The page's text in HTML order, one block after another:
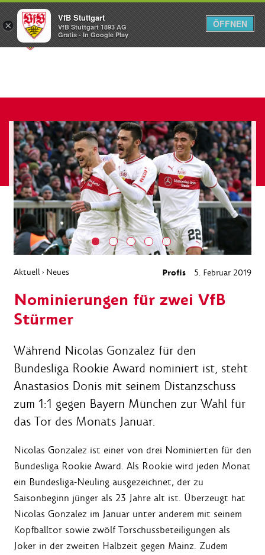
Menü
Aktuell › Neues Profis 5. Februar 2019
Nominierungen für zwei VfB
Stürmer
Während Nicolas Gonzalez für den
Bundesliga Rookie Award nominiert ist, steht
Anastasios Donis mit seinem Distanzschuss
zum 1:1 gegen Bayern München zur Wahl für
das Tor des Monats Januar.
Nicolas Gonzalez ist einer von drei Nominierten für den
Bundesliga Rookie Award. Als Rookie wird jeden Monat
ein Bundesliga-Neuling ausgezeichnet, der zu
Saisonbeginn jünger als 23 Jahre alt ist. Überzeugt hat
Nicolas Gonzalez im Januar unter anderem mit seinem
Kopfballtor sowie zwölf Torschussbeteiligungen als
Joker in der zweiten Halbzeit gegen Mainz. Zudem
×
VfB Stuttgart
VfB Stuttgart 1893 AG
Gratis - In Google Play
ÖFFNEN